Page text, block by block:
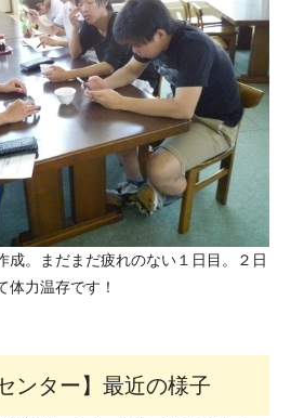
成。まだまだ疲れのない１日目。２日
体力温存です！
ンター】最近の様子